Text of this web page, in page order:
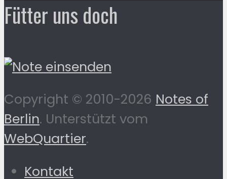
Fütter uns doch
Copyright © 2010-2026 Notes of
Berlin. Unterstützt vom
WebQuartier.
Kontakt